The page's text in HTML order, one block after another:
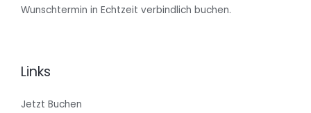
Wunschtermin in Echtzeit verbindlich buchen.
Links
Jetzt Buchen